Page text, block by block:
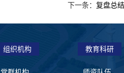
下一条： 复盘总
组织机构 教育科研